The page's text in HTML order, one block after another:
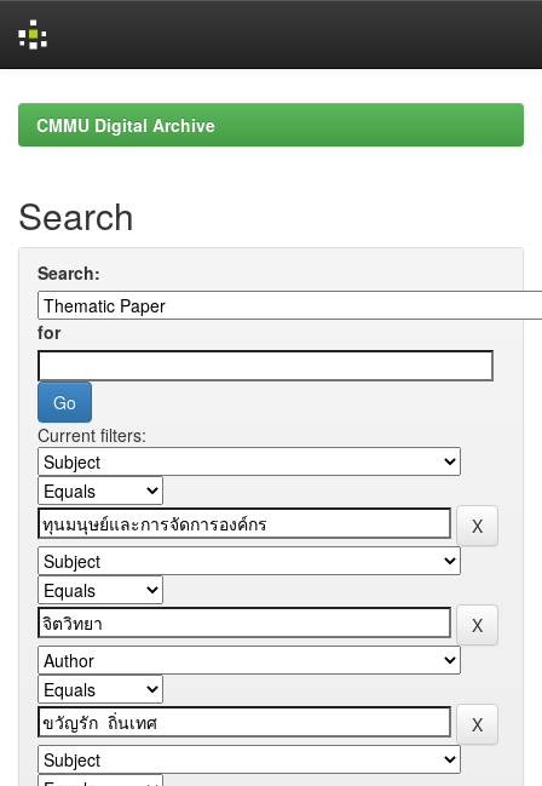
navigationCMMU Digital Archive
Search
Search:
for
Current filters: